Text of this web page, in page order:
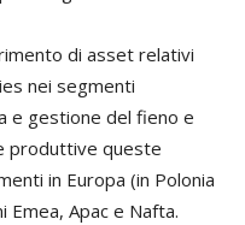
di asset relativi
nei segmenti
e gestione del fieno e
produttive queste
in Europa (in Polonia
Emea, Apac e Nafta.